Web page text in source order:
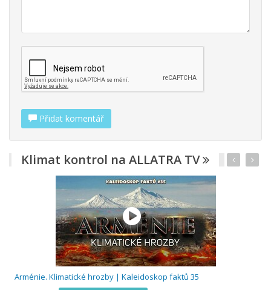
Přidat komentář
Klimat kontrol na ALLATRA TV
Arménie. Klimatické hrozby | Kaleidoskop faktů 35